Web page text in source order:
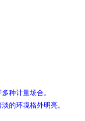
种计量场合。
的环境格外明亮。